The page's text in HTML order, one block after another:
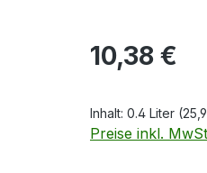
Regulärer Preis:
10,38 €
Inhalt: 0.4 Liter
Preise inkl.